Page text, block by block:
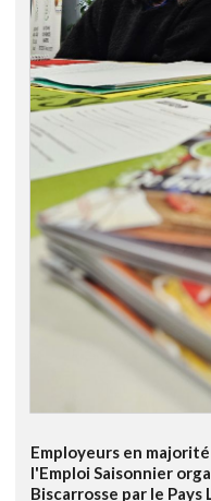
Employeurs en
l'Emploi Saisonnier
Biscarrosse par le